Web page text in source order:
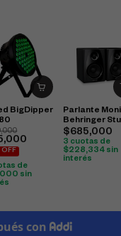
BigDipper
de
sin
Parlante
Behringer
50Usb
$685,000
3 cuotas de
$228,334sin
interés